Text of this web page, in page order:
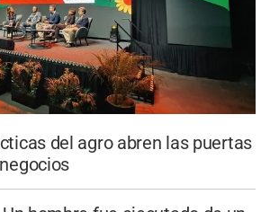
del agro abren las puertas